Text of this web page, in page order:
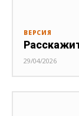
ВЕРСИЯ
29/04/2026